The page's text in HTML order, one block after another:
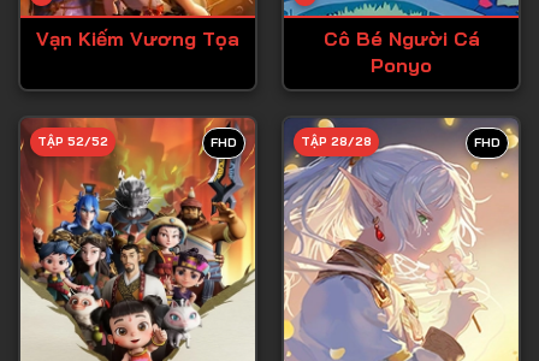
Tập 15
Tập 17
Tập 18
Tập 19
Tập 20
Tập 21
Tập 22
Tập 23
Vạn Kiếm Vương Tọa
Cô Bé Người Cá
Ponyo
FHD
TẬP 52/52 FHD
TẬP 28/28